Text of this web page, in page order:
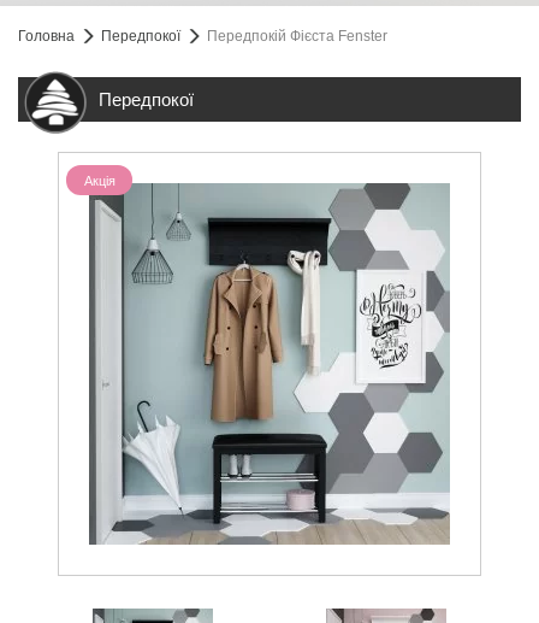
Головна Передпокої Передпокій Фієста Fenster
Передпокої
Акція